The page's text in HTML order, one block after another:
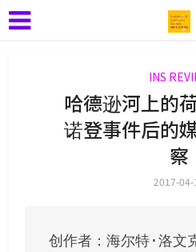
INS
哈德逊河上的
诺登事件后的
察
2017-04-
创作者：海尔特·洛文